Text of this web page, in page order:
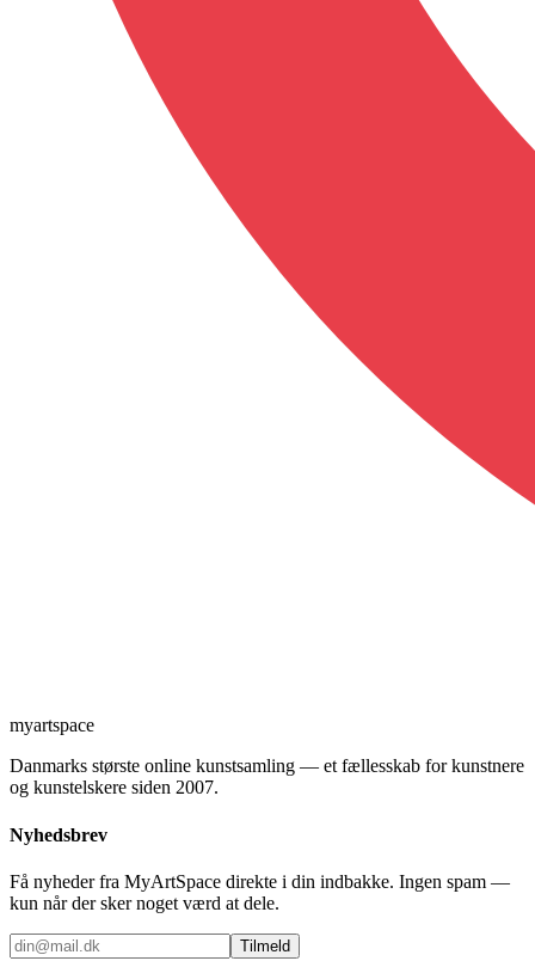
myartspace
Danmarks største online kunstsamling — et fællesskab for kunstnere
og kunstelskere siden 2007.
Nyhedsbrev
Få nyheder fra MyArtSpace direkte i din indbakke. Ingen spam —
kun når der sker noget værd at dele.
Tilmeld